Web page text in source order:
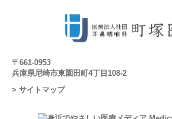
〒661-0953
兵庫県尼崎市東園田町4丁目108-2
> サイトマップ